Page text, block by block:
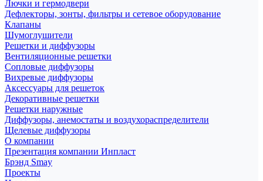
Лючки и гермодвери
Дефлекторы, зонты, фильтры и сетевое оборудование
Клапаны
Шумоглушители
Решетки и диффузоры
Вентиляционные решетки
Сопловые диффузоры
Вихревые диффузоры
Аксессуары для решеток
Декоративные решетки
Решетки наружные
Диффузоры, анемостаты и воздухораспределители
Щелевые диффузоры
О компании
Презентация компании Инпласт
Брэнд Smay
Проекты